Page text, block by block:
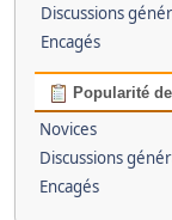
Discussions
Encagés
Popularité
Novices
Discussions
Encagés